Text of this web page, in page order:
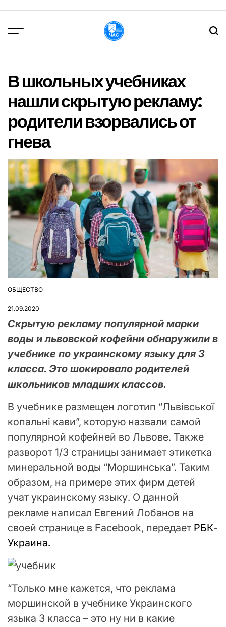
вмісту
В школьных учебниках
нашли скрытую рекламу:
родители взорвались от
гнева
ОПУБЛІКУВАТИ
ОБЩЕСТВО
21.09.2020
Скрытую рекламу популярной марки
воды и львовской кофейни обнаружили в
учебнике по украинскому языку для 3
класса. Это шокировало родителей
школьников младших классов.
В учебнике размещен логотип “Львівської
копальні кави”, которую назвали самой
популярной кофейней во Львове. Также
разворот 1/3 страницы занимает этикетка
минеральной воды “Моршинська”. Таким
образом, на примере этих фирм детей
учат украинскому языку. О данной
рекламе написал Евгений Лобанов на
своей странице в Facebook, передает РБК-
Украина.
“Только мне кажется, что реклама
моршинской в учебнике Украинского
языка 3 класса – это ну ни в какие